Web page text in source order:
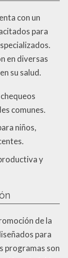
con un
para
en diversas
su salud.
comunes.
niños,
y
de la
para
programas son